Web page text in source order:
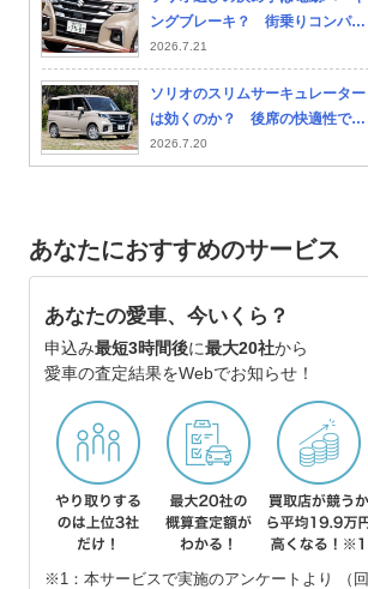
ングブレーキ？ 街乗りコンパク
トの快適装備を再評価!!
2026.7.21
ソリオのスリムサーキュレーター
は効くのか？ 後席の快適性で見
るファミリーカー度
2026.7.20
あなたにおすすめのサービス
あなたの愛車、今いくら？
申込み最短3時間後に最大20社から
愛車の査定結果をWebでお知らせ！
※1：本サービスで実施のアンケートより （回